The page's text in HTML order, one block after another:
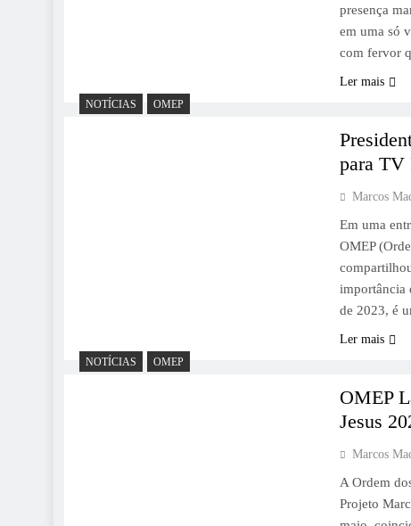
presença
em uma só
com fervor
Ler mais
NOTÍCIAS OMEP
para TV
Marcos
Em uma
OMEP
importância
de 2023, é
Ler mais
NOTÍCIAS OMEP
OMEP
Jesus
Marcos
A Ordem
Projeto